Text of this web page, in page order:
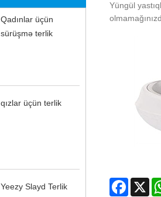
Qadınlar üçün
sürüşmə terlik
qızlar üçün terlik
Yeezy Slayd Terlik
Yüngül
X